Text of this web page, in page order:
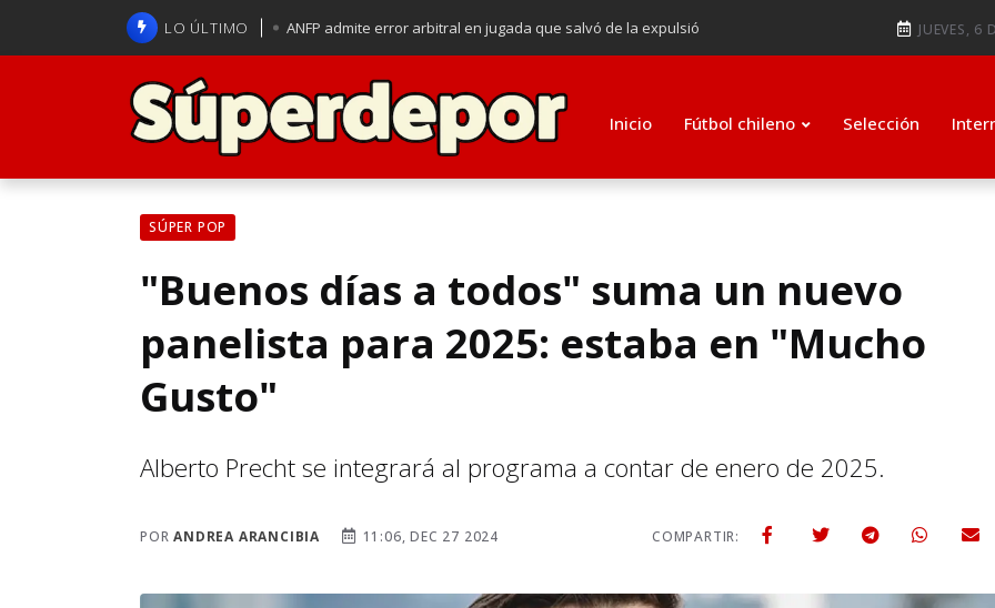
LO ÚLTIMO ANFP admite error arbitral en jugada que salvó de la expulsió
La U se aferra a la esperanza de clasificar a octavos de
Brasil anuncia a Carlo Ancelotti como su nuevo entrenador para
JUEVES, 6
Inicio Fútbol chileno Selección
SÚPER POP
"Buenos días a todos" suma un nuevo
panelista para 2025: estaba en "Mucho
Gusto"
Alberto Precht se integrará al programa a contar de enero de 2025.
PORANDREA ARANCIBIA 11:06, DEC 27 2024 COMPARTIR: